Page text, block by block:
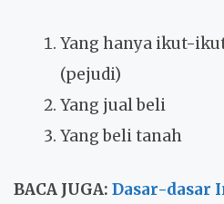
Yang hanya ikut-
(pejudi)
Yang jual beli
Yang beli tanah
BACA JUGA: Dasar-dasar